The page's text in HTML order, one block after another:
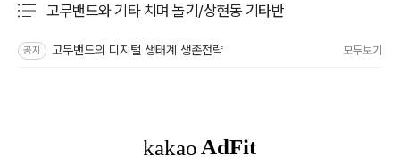
고무밴드와 기타 치며 놀기/상현동 기타반
공지 고무밴드의 디지털 생태계 생존전략 모두보기